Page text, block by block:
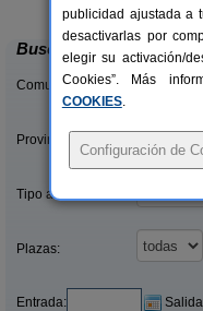
Buscar
Comunidades:
Provincias/Islas:
Tipo alquiler:
Plazas:
Entrada:
publicidad ajustada a
desactivarlas por
elegir su activación/
Cookies”. Más
COOKIES.